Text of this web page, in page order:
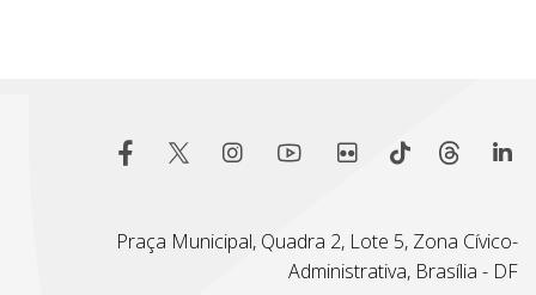
Praça Municipal, Quadra 2, Lote 5, Zona Cívico-
Administrativa, Brasília - DF